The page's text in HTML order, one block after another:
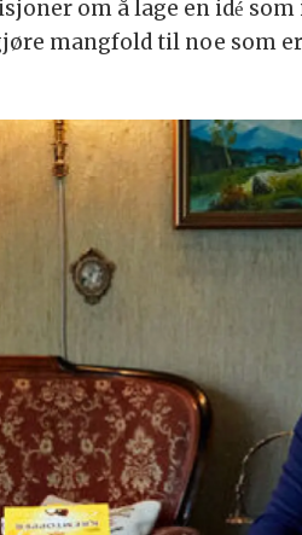
om å lage en idé́
mangfold til noe som